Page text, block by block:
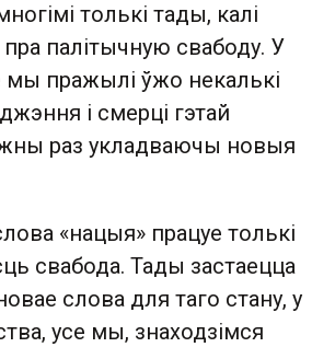
толькі тады, калі
пра палітычную свабоду. У
мы пражылі ўжо некалькі
і смерці гэтай
раз укладваючы новыя
«нацыя» працуе толькі
свабода. Тады застаецца
слова для таго стану, у
усе мы, знаходзімся